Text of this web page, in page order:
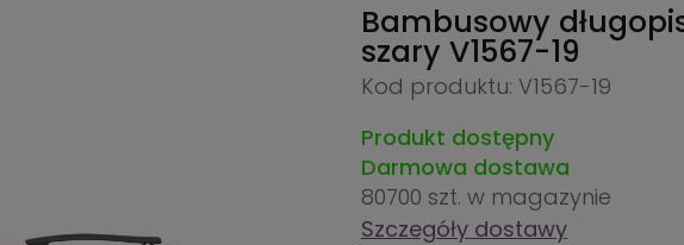
Bambusowy
szary V1567-19
Kod produktu: V1567-19
Produkt dostępny
Darmowa dostawa
80700 szt. w magazynie
Szczegóły dostawy